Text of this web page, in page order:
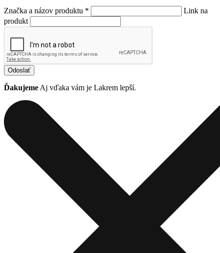
Značka a názov produktu *
Link na
produkt
Odoslať
Ďakujeme Aj vďaka vám je Lakrem lepší.